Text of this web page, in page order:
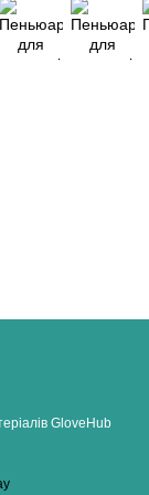
GloveHub